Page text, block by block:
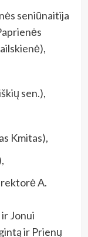
seniūnaitija
sen.),
Kmitas),
A.
Jonui
ir Prienų